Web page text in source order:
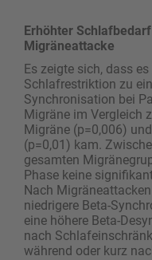
Erhöhter
Migräneattacke
Es zeigte sich, dass
Schlafrestriktion zu
Synchronisation bei
Migräne im Vergleich
Migräne (p=0,006)
(p=0,01) kam.
gesamten
Phase keine
Nach
niedrigere Beta-
eine höhere Beta-
nach
während oder kurz